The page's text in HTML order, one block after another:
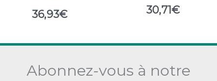
36,93€ 30,71€
Abonnez-vous à notre